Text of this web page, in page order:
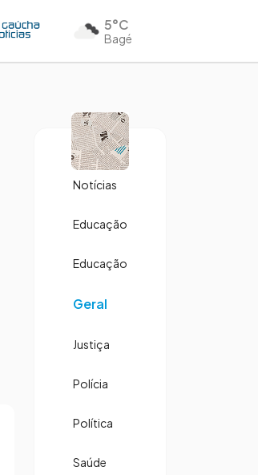
5°C
Bagé
Notícias
Educação
Educação
Geral
Justiça
Polícia
Política
Saúde